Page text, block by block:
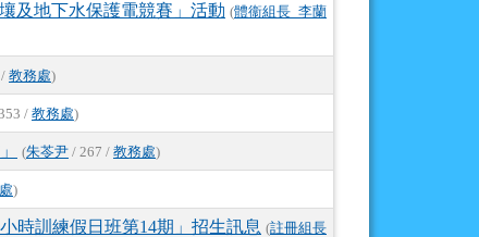
及地下水保護電競賽」活動 (體衞組長_李蘭
教務處)
/ 教務處)
(朱苓尹/ 267 / 教務處)
)
時訓練假日班第14期」招生訊息 (註冊組長